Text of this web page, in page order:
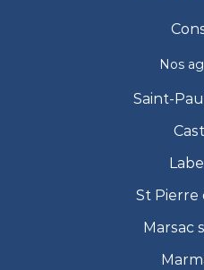
Nos
Saint-
St
Marsac